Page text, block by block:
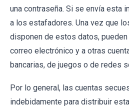
una contraseña. Si se envía esta
a los estafadores. Una vez que
disponen de estos datos,
correo electrónico y a otras
bancarias, de juegos o de redes
Por lo general, las cuentas
indebidamente para distribuir